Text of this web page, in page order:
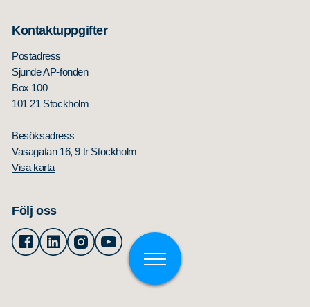
Kontaktuppgifter
Postadress
Sjunde AP-fonden
Box 100
101 21 Stockholm
Besöksadress
Vasagatan 16, 9 tr Stockholm
Visa karta
Följ oss
FacebookLinkedinInstagramYoutube